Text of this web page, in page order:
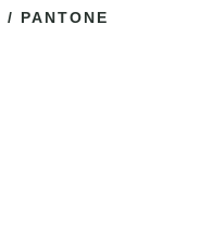
/ PANTONE